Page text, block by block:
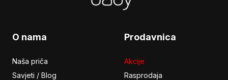
O nama
Naša priča
Savjeti / Blog
Prodavnica
Akcije
Rasprodaja